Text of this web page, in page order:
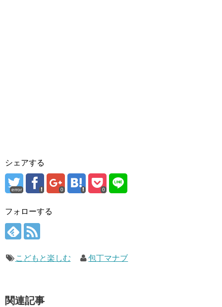
シェアする
error 0 0
フォローする
こどもと楽しむ 包丁マナブ
関連記事